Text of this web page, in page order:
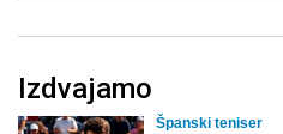
Izdvajamo
Španski teniser